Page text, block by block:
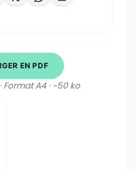
EN PDF
A4 · ~50 ko